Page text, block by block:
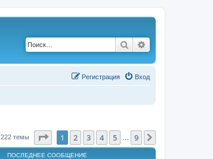
Поиск
Вход
Регистрация
222 темы Страница1 из
1 2 3 4 5 9
ПОСЛЕДНЕЕ СООБЩЕНИЕ